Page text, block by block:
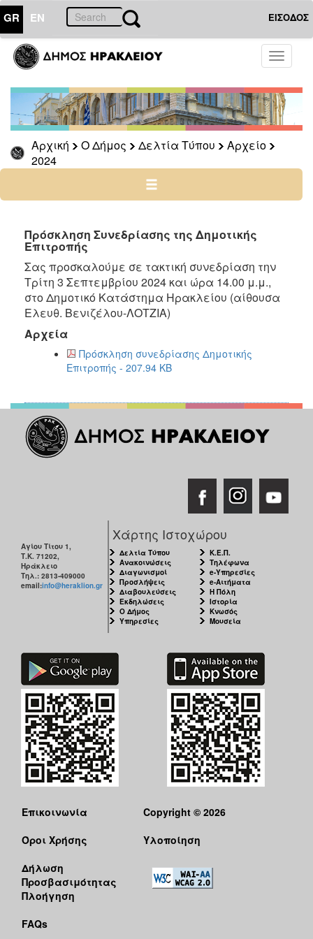
GR EN ΕΙΣΟΔΟΣ
Toggle
Αρχική Ο Δήμος Δελτία Τύπου
Αρχείο
2024
ΔΗΜΟΣ
Δελτία
Τύπου
Αρχείο
2026
2025
2022
2021
2020
2019
2018
2017
2016
2012
2011
ΤΟΠΟΣ
ΜΑΣ
Πρόσκληση Συνεδρίασης της Δημοτικής
Επιτροπής
Σας προσκαλούμε σε τακτική συνεδρίαση την
Τρίτη 3 Σεπτεμβρίου 2024 και ώρα 14.00 μ.μ.,
στο Δημοτικό Κατάστημα Ηρακλείου (αίθουσα
Ελευθ. Βενιζέλου-ΛΟΤΖΙΑ)
Αρχεία
Πρόσκληση συνεδρίασης Δημοτικής
Επιτροπής - 207.94 KB
Αγίου Τίτου 1,
Τ.Κ. 71202,
Ηράκλειο
Τηλ.: 2813-409000
email:info@heraklion.gr
Χάρτης Ιστοχώρου
Δελτία Τύπου
Ανακοινώσεις
Διαγωνισμοί
Προσλήψεις
Διαβουλεύσεις
Εκδηλώσεις
Ο Δήμος
Υπηρεσίες
Κ.Ε.Π.
Τηλέφωνα
e-Υπηρεσίες
e-Αιτήματα
Η Πόλη
Ιστορία
Κνωσός
Μουσεία
Επικοινωνία
Όροι Χρήσης
Δήλωση
Προσβασιμότητας
Πλοήγηση
FAQs
Copyright © 2026
Υλοποίηση